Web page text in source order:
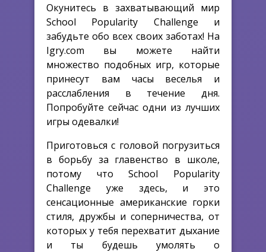
Окунитесь в захватывающий мир
School Popularity Challenge и
забудьте обо всех своих заботах! На
Igry.com вы можете найти
множество подобных игр, которые
принесут вам часы веселья и
расслабления в течение дня.
Попробуйте сейчас одни из лучших
игры одевалки!
Приготовься с головой погрузиться
в борьбу за главенство в школе,
потому что School Popularity
Challenge уже здесь, и это
сенсационные американские горки
стиля, дружбы и соперничества, от
которых у тебя перехватит дыхание
и ты будешь умолять о